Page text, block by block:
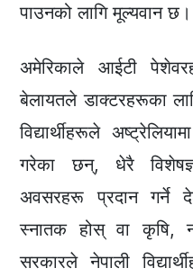
पाउनको लागि मूल्यवान छ।
अमेरिकाले आईटी
बेलायतले डाक्टरहरूका
विद्यार्थीहरूले
गरेका छन्, धेरै
अवसरहरू प्रदान गर्ने
स्नातक होस् वा कृषि,
सरकारले नेपाली